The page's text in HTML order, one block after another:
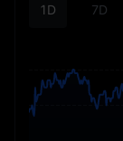
1D 7D